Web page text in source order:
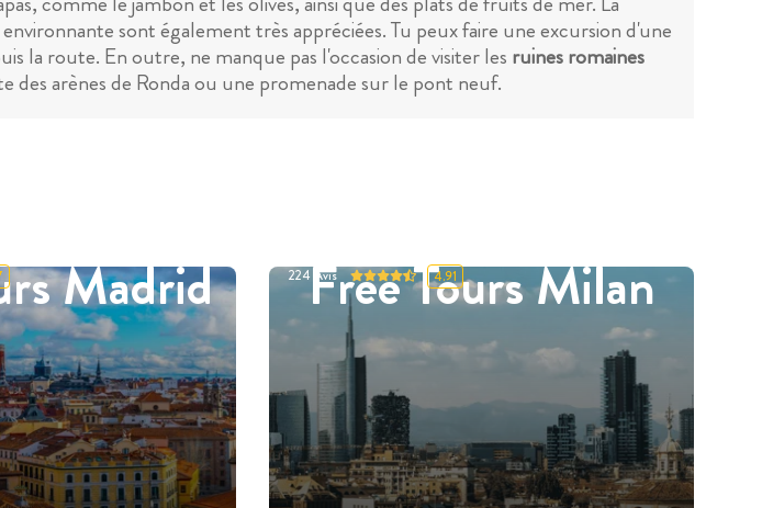
sont également très appréciées. Tu peux faire une excursion d'une
la route. En outre, ne manque pas l'occasion de visiter les ruines romaines
des arènes de Ronda ou une promenade sur le pont neuf.
Madrid Free Tours Milan
224 Avis 4.91